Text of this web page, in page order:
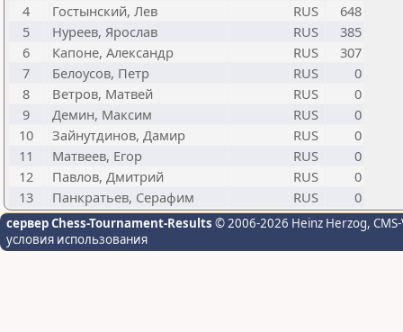
4
Гостынский, Лев RUS
648
5
Нуреев, Ярослав RUS
385
6
Капоне, Александр RUS
307
7
Белоусов, Петр RUS
0
8
Ветров, Матвей RUS
0
9
Демин, Максим RUS
0
10
Зайнутдинов, Дамир RUS
0
11
Матвеев, Егор RUS
0
12
Павлов, Дмитрий RUS
0
13
Панкратьев, Серафим RUS 0
сервер Chess-Tournament-Results © 2006-2026 Heinz Herzog,
условия использования